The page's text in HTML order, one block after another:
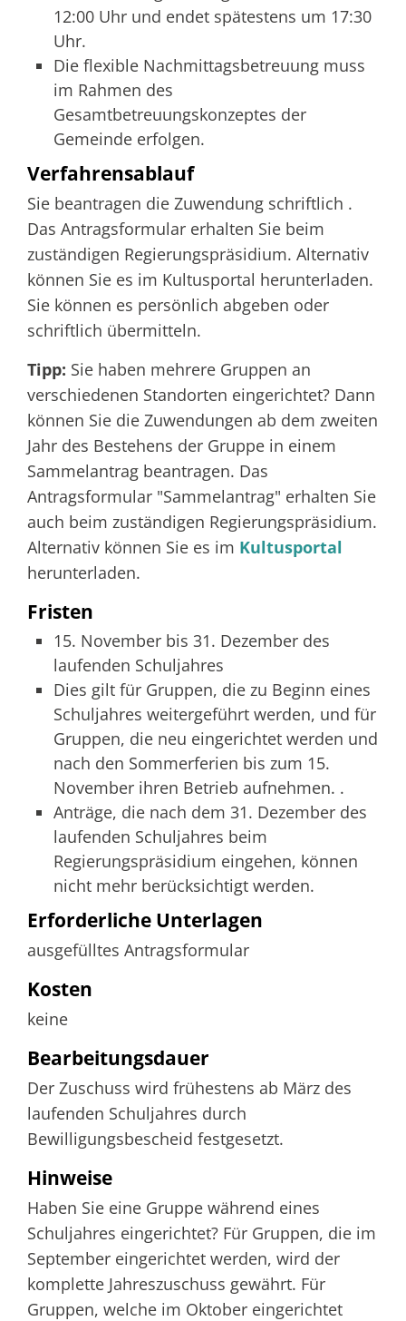
12:00 Uhr und endet spätestens um 17:30
Uhr.
Die flexible Nachmittagsbetreuung muss
im Rahmen des
Gesamtbetreuungskonzeptes der
Gemeinde erfolgen.
Verfahrensablauf
Sie beantragen die Zuwendung schriftlich .
Das Antragsformular erhalten Sie beim
zuständigen Regierungspräsidium. Alternativ
können Sie es im Kultusportal herunterladen.
Sie können es persönlich abgeben oder
schriftlich übermitteln.
Tipp: Sie haben mehrere Gruppen an
verschiedenen Standorten eingerichtet? Dann
können Sie die Zuwendungen ab dem zweiten
Jahr des Bestehens der Gruppe in einem
Sammelantrag beantragen. Das
Antragsformular "Sammelantrag" erhalten Sie
auch beim zuständigen Regierungspräsidium.
Alternativ können Sie es im Kultusportal
herunterladen.
Fristen
15. November bis 31. Dezember des
laufenden Schuljahres
Dies gilt für Gruppen, die zu Beginn eines
Schuljahres weitergeführt werden, und für
Gruppen, die neu eingerichtet werden und
nach den Sommerferien bis zum 15.
November ihren Betrieb aufnehmen. .
Anträge, die nach dem 31. Dezember des
laufenden Schuljahres beim
Regierungspräsidium eingehen, können
nicht mehr berücksichtigt werden.
Erforderliche Unterlagen
ausgefülltes Antragsformular
Kosten
keine
Bearbeitungsdauer
Der Zuschuss wird frühestens ab März des
laufenden Schuljahres durch
Bewilligungsbescheid festgesetzt.
Hinweise
Haben Sie eine Gruppe während eines
Schuljahres eingerichtet? Für Gruppen, die im
September eingerichtet werden, wird der
komplette Jahreszuschuss gewährt. Für
Gruppen, welche im Oktober eingerichtet